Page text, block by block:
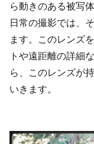
ら動きのある被写
日常の撮影では、
ます。このレンズ
トや遠距離の詳細
ら、このレンズが
いきます。